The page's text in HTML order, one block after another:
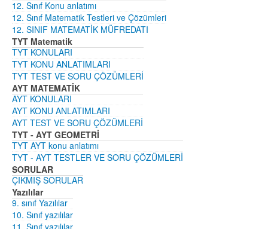
12. Sınıf Konu anlatımı
12. Sınıf Matematik Testleri ve Çözümleri
12. SINIF MATEMATİK MÜFREDATI
TYT Matematik
TYT KONULARI
TYT KONU ANLATIMLARI
TYT TEST VE SORU ÇÖZÜMLERİ
AYT MATEMATİK
AYT KONULARI
AYT KONU ANLATIMLARI
AYT TEST VE SORU ÇÖZÜMLERİ
TYT - AYT GEOMETRİ
TYT AYT konu anlatımı
TYT - AYT TESTLER VE SORU ÇÖZÜMLERİ
SORULAR
ÇIKMIŞ SORULAR
Yazılılar
9. sınıf Yazılılar
10. Sınıf yazılılar
11. Sınıf yazılılar